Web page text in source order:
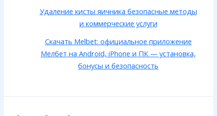
Удаление кисты яичника безопасные методы
и коммерческие услуги
Скачать Melbet: официальное приложение
Мелбет на Android, iPhone и ПК — установка,
бонусы и безопасность